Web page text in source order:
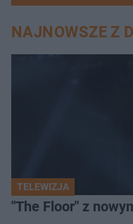
NAJNOWSZE Z
TELEWIZJA
"The Floor" z